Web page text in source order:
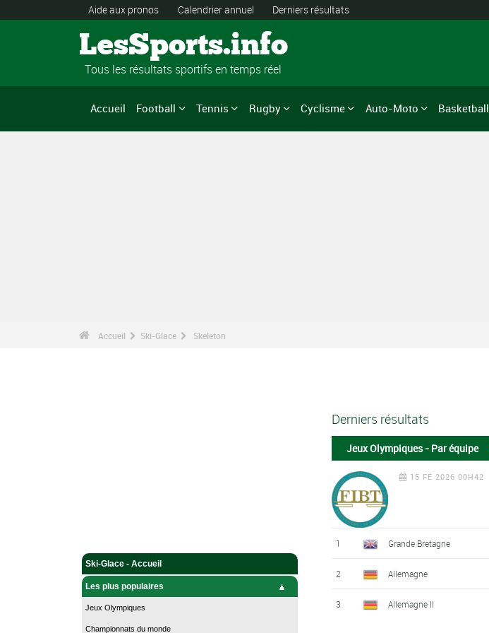
Aide aux pronos Calendrier annuel Derniers résultats
LesSports.info
Tous les résultats sportifs en temps réel
Accueil Football Tennis Rugby Cyclisme Auto-Moto Basketball
Accueil Ski-Glace Skeleton
Ski-Glace - Accueil
Les plus populaires
Jeux Olympiques
Championnats du monde
Derniers résultats
Jeux Olympiques - Par équipe
15 FÉ 2026 00H42
1 Grande Bretagne
2 Allemagne
3 Allemagne II